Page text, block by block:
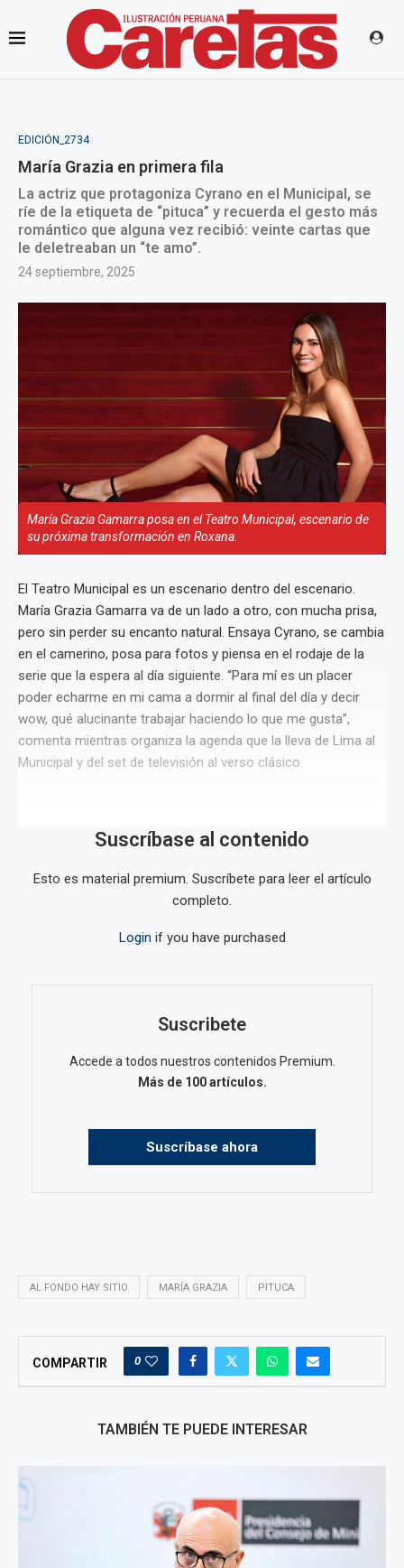
EDICIÓN_2734
María Grazia en primera fila
La actriz que protagoniza Cyrano en el Municipal, se
ríe de la etiqueta de “pituca” y recuerda el gesto más
romántico que alguna vez recibió: veinte cartas que
le deletreaban un “te amo”.
24 septiembre, 2025
María Grazia Gamarra posa en el Teatro Municipal, escenario de
su próxima transformación en Roxana.
El Teatro Municipal es un escenario dentro del escenario.
María Grazia Gamarra va de un lado a otro, con mucha prisa,
pero sin perder su encanto natural. Ensaya Cyrano, se cambia
en el camerino, posa para fotos y piensa en el rodaje de la
serie que la espera al día siguiente. “Para mí es un placer
poder echarme en mi cama a dormir al final del día y decir
wow, qué alucinante trabajar haciendo lo que me gusta”,
comenta mientras organiza la agenda que la lleva de Lima al
Municipal y del set de televisión al verso clásico.
Suscríbase al contenido
Esto es material premium. Suscríbete para leer el artículo
completo.
Login if you have purchased
Suscribete
Accede a todos nuestros contenidos Premium.
Más de 100 artículos.
Suscríbase ahora
AL FONDO HAY SITIO MARÍA GRAZIA PITUCA
COMPARTIR 0
TAMBIÉN TE PUEDE INTERESAR